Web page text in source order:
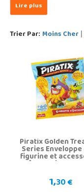
Trier Par: Moins Cher |
Piratix Golden
Series
figurine et
Boîte magique
1,30 €